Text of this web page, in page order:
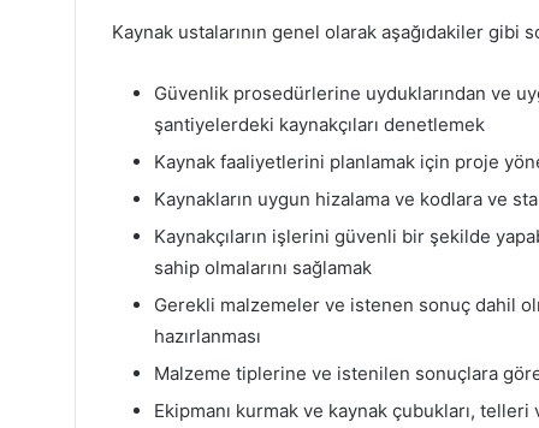
Kaynak ustalarının genel olarak aşağıdakiler gibi
Güvenlik prosedürlerine uyduklarından ve
şantiyelerdeki kaynakçıları denetlemek
Kaynak faaliyetlerini planlamak için proje
Kaynakların uygun hizalama ve kodlara ve
Kaynakçıların işlerini güvenli bir şekilde
sahip olmalarını sağlamak
Gerekli malzemeler ve istenen sonuç dahil
hazırlanması
Malzeme tiplerine ve istenilen sonuçlara
Ekipmanı kurmak ve kaynak çubukları,